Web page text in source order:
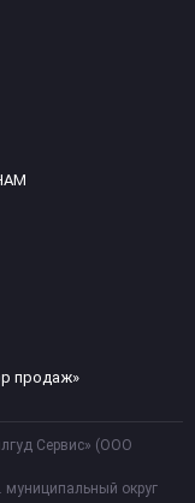
продаж»
Сервис» (ООО
муниципальный округ